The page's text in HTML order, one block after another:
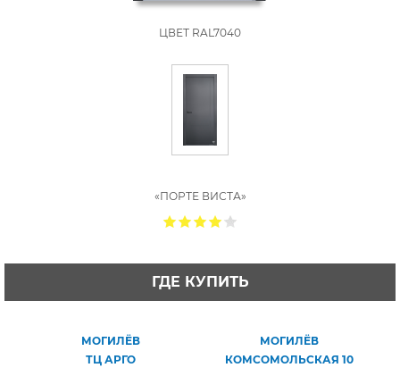
ЦВЕТ RAL7040
«ПОРТЕ ВИСТА»
ГДЕ КУПИТЬ
МОГИЛЁВ
ТЦ АРГО
МОГИЛЁВ
КОМСОМОЛЬСКАЯ 10